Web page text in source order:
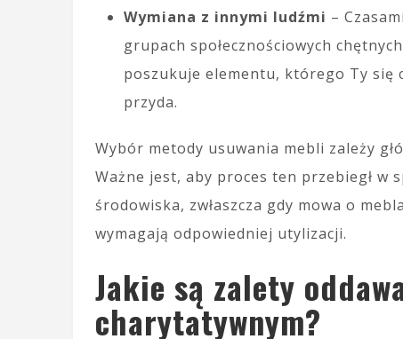
Wymiana z innymi ludźmi –
grupach społecznościowych
poszukuje elementu, którego Ty się
przyda.
Wybór metody usuwania mebli zależy
Ważne jest, aby proces ten przebiegł w
środowiska, zwłaszcza gdy mowa o
wymagają odpowiedniej utylizacji.
Jakie są zalety
charytatywnym?